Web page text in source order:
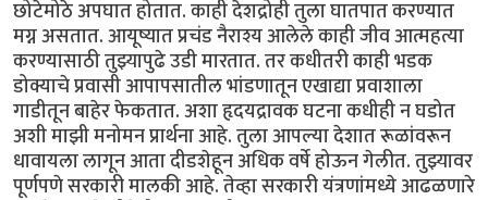
छोटेमोठे अपघात होतात. काही देशद्रोही तुला घातपात करण्यात
मग्न असतात. आयूष्यात प्रचंड नैराश्य आलेले काही जीव आत्महत्या
करण्यासाठी तुझ्यापुढे उडी मारतात. तर कधीतरी काही भडक
डोक्याचे प्रवासी आपापसातील भांडणातून एखाद्या प्रवाशाला
गाडीतून बाहेर फेकतात. अशा हृदयद्रावक घटना कधीही न घडोत
अशी माझी मनोमन प्रार्थना आहे. तुला आपल्या देशात रूळांवरून
धावायला लागून आता दीडशेहून अधिक वर्षे होऊन गेलीत. तुझ्यावर
पूर्णपणे सरकारी मालकी आहे. तेव्हा सरकारी यंत्रणांमध्ये आढळणारे